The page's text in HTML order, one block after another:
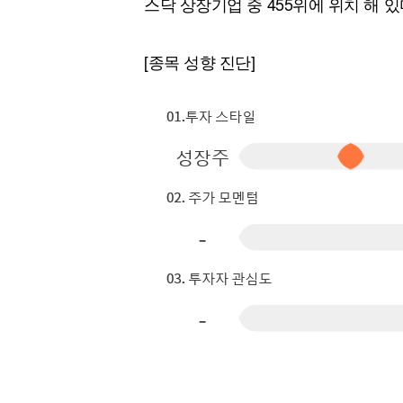
[할인50%] 한·미 투자 올인원 클래스 해외증시
[종목 성향 진단]